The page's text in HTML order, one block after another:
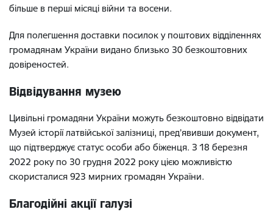
більше в перші місяці війни та восени.
Для полегшення доставки посилок у поштових відділеннях
громадянам України видано близько 30 безкоштовних
довіреностей.
Відвідування музею
Цивільні громадяни України можуть безкоштовно відвідати
Музей історії латвійської залізниці, пред’явивши документ,
що підтверджує статус особи або біженця. З 18 березня
2022 року по 30 грудня 2022 року цією можливістю
скористалися 923 мирних громадян України.
Благодійні акції галузі